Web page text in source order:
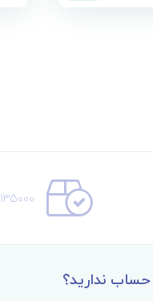
135000+ خرید موفق
حساب ندارید؟